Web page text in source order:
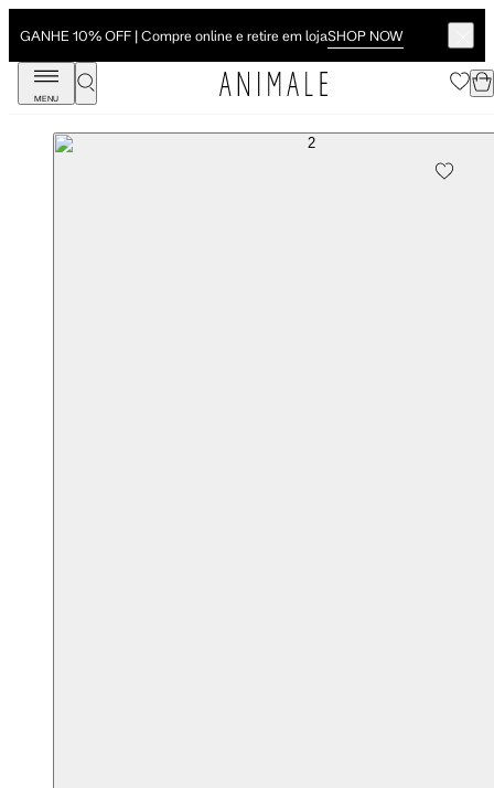
GANHE 10% OFF | Compre online e retire em lojaSHOP NOW
MENU